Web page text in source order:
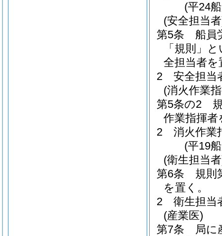
(平24
(安全担当
第5条
船員
「規則」
全担当者を
2
安全担当
(消火作業
第5条の2
作業指揮者
2
消火作業
(平19
(衛生担当
第6条
規則
を置く。
2
衛生担当
(産業医)
第7条
局に